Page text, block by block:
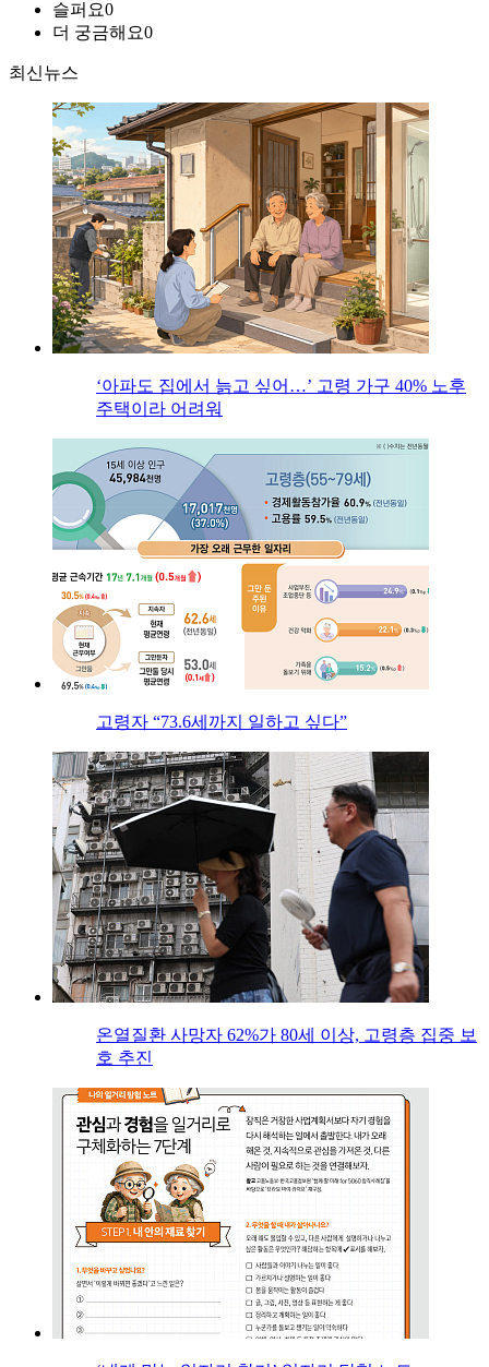
슬퍼요0
더 궁금해요0
최신뉴스
‘아파도 집에서 늙고 싶어…’ 고령 가구 40% 노후
주택이라 어려워
고령자 “73.6세까지 일하고 싶다”
온열질환 사망자 62%가 80세 이상, 고령층 집중 보
호 추진